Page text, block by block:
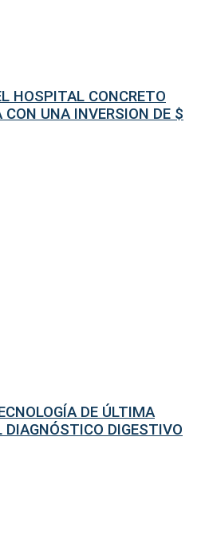
HOSPITAL CONCRETO
CON UNA INVERSION DE $
DE ÚLTIMA
DIAGNÓSTICO DIGESTIVO